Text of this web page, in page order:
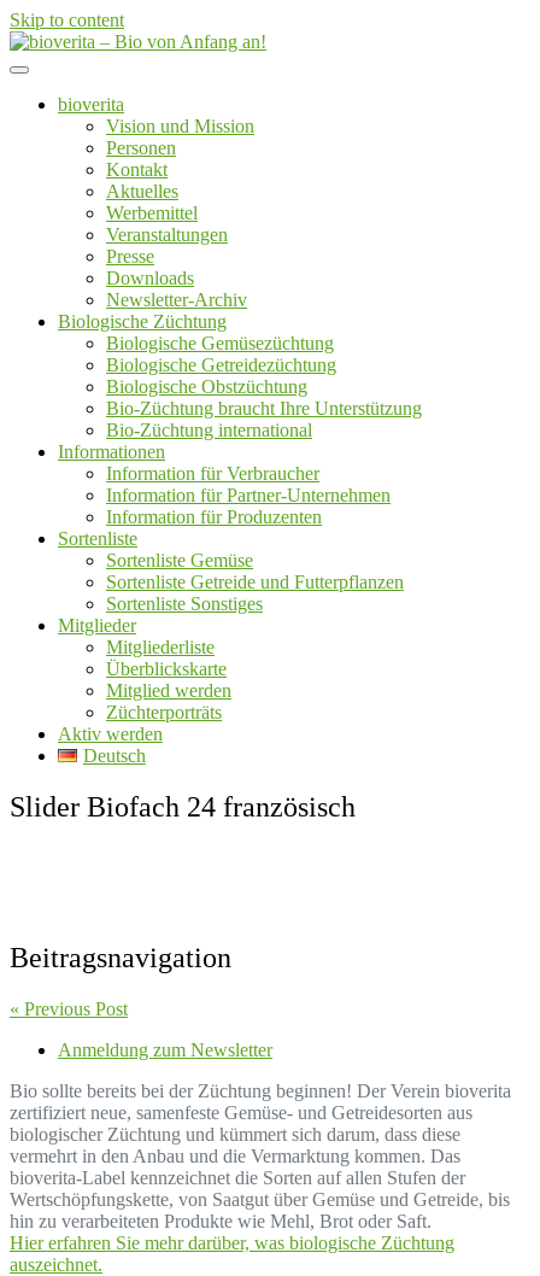
Skip to content
bioverita – Bio von Anfang an!
bioverita
Vision und Mission
Personen
Kontakt
Aktuelles
Werbemittel
Veranstaltungen
Presse
Downloads
Newsletter-Archiv
Biologische Züchtung
Biologische Gemüsezüchtung
Biologische Getreidezüchtung
Biologische Obstzüchtung
Bio-Züchtung braucht Ihre Unterstützung
Bio-Züchtung international
Informationen
Information für Verbraucher
Information für Partner-Unternehmen
Information für Produzenten
Sortenliste
Sortenliste Gemüse
Sortenliste Getreide und Futterpflanzen
Sortenliste Sonstiges
Mitglieder
Mitgliederliste
Überblickskarte
Mitglied werden
Züchterporträts
Aktiv werden
Deutsch
Slider Biofach 24 französisch
Beitragsnavigation
« Previous Post
Anmeldung zum Newsletter
Bio sollte bereits bei der Züchtung beginnen! Der Verein bioverita
zertifiziert neue, samenfeste Gemüse- und Getreidesorten aus
biologischer Züchtung und kümmert sich darum, dass diese
vermehrt in den Anbau und die Vermarktung kommen. Das
bioverita-Label kennzeichnet die Sorten auf allen Stufen der
Wertschöpfungskette, von Saatgut über Gemüse und Getreide, bis
hin zu verarbeiteten Produkte wie Mehl, Brot oder Saft.
Hier erfahren Sie mehr darüber, was biologische Züchtung
auszeichnet.